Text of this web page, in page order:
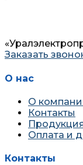
Заказать
О нас
О
Контакты
Оплата и
Контакты